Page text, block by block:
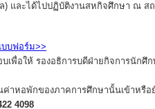
ละได้ไปปฏิบัติงานสหกิจศึกษา ณ สถ
บฟอร์ม>>
เพื่อให้ รองอธิการบดีฝ่ายกิจการนักศึก
าหอพักของภาคการศึกษานั้นเข้าหรือ
4098